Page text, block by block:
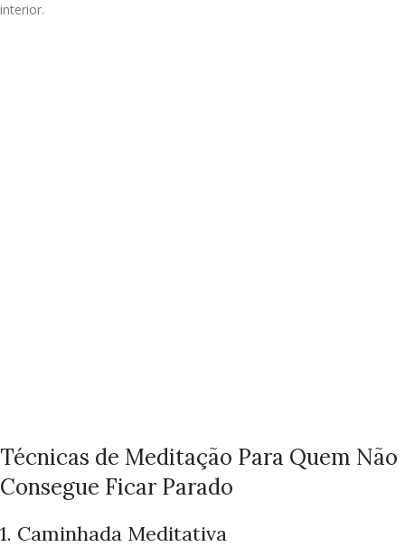
interior.
Técnicas de Meditação Para Quem Não
Consegue Ficar Parado
1. Caminhada Meditativa